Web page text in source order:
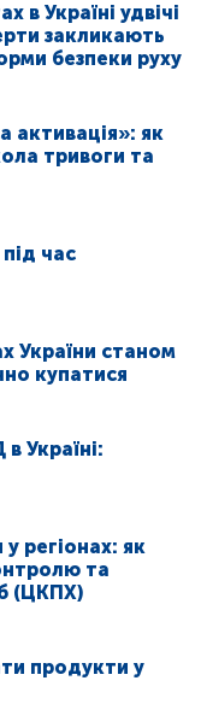
в Україні удвічі
закликають
безпеки руху
активація»: як
тривоги та
час
України станом
купатися
Україні:
регіонах: як
та
(ЦКПХ)
продукти у